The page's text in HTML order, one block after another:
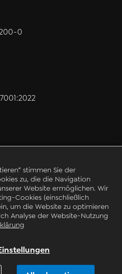
0
Systems
stimmen Sie der
zu, die die Navigation
Website ermöglichen. Wir
Cookies (einschließlich
um die Website zu optimieren
Analyse der Website-Nutzung